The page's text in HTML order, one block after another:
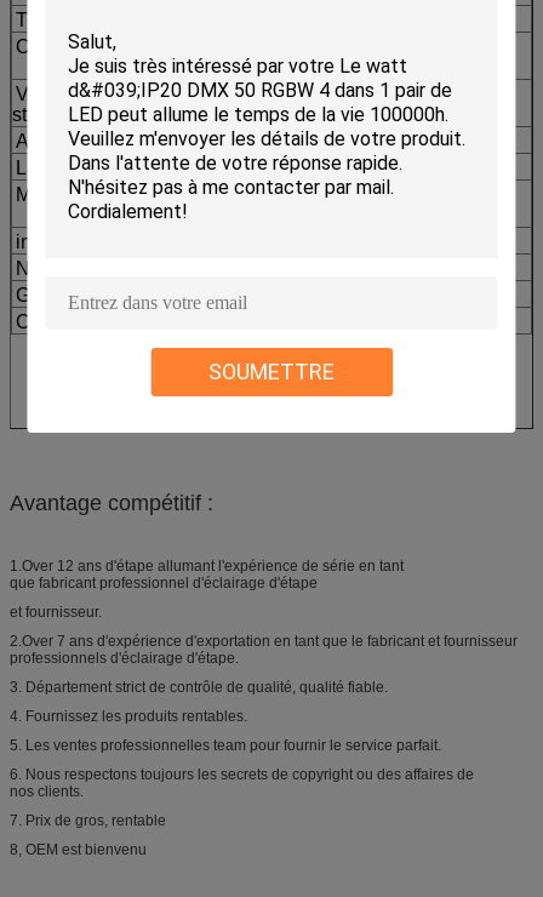
SOUMETTRE
Titme de la vie :
Obscurcissement :
100% électronique
Vitesse de
stroboscope :
fréquence 1-13Hz
Angle de faisceau
15,25,35,45 degrés
La Manche :
8CH
Mode de contrôle :
DMX512, autopropulsé, stroboscope,
Master&slave
imperméable
N.W :
Garantie :
1Year
Certificat
Avantage compétitif :
1.Over 12 ans d'étape allumant l'expérience de série en tant
que fabricant professionnel d'éclairage d'étape
et fournisseur.
2.Over 7 ans d'expérience d'exportation en tant que le fabricant et fournisseur
professionnels d'éclairage d'étape.
3. Département strict de contrôle de qualité, qualité fiable.
4. Fournissez les produits rentables.
5. Les ventes professionnelles team pour fournir le service parfait.
6. Nous respectons toujours les secrets de copyright ou des affaires de
nos clients.
7. Prix de gros, rentable
8, OEM est bienvenu